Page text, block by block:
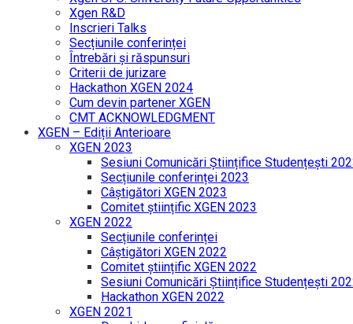
Xgen R&D
Inscrieri Talks
Secțiunile conferinței
Întrebări și răspunsuri
Criterii de jurizare
Hackathon XGEN 2024
Cum devin partener XGEN
CMT ACKNOWLEDGMENT
XGEN – Ediții Anterioare
XGEN 2023
Sesiuni Comunicări Științifice Studențești
Secțiunile conferinței 2023
Câștigători XGEN 2023
Comitet științific XGEN 2023
XGEN 2022
Secțiunile conferinței
Câștigători XGEN 2022
Comitet științific XGEN 2022
Sesiuni Comunicări Științifice Studențești
Hackathon XGEN 2022
XGEN 2021